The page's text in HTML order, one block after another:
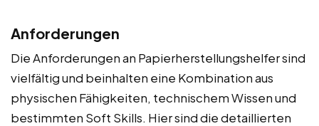
Anforderungen
Die Anforderungen an Papierherstellungshelfer sind
vielfältig und beinhalten eine Kombination aus
physischen Fähigkeiten, technischem Wissen und
bestimmten Soft Skills. Hier sind die detaillierten